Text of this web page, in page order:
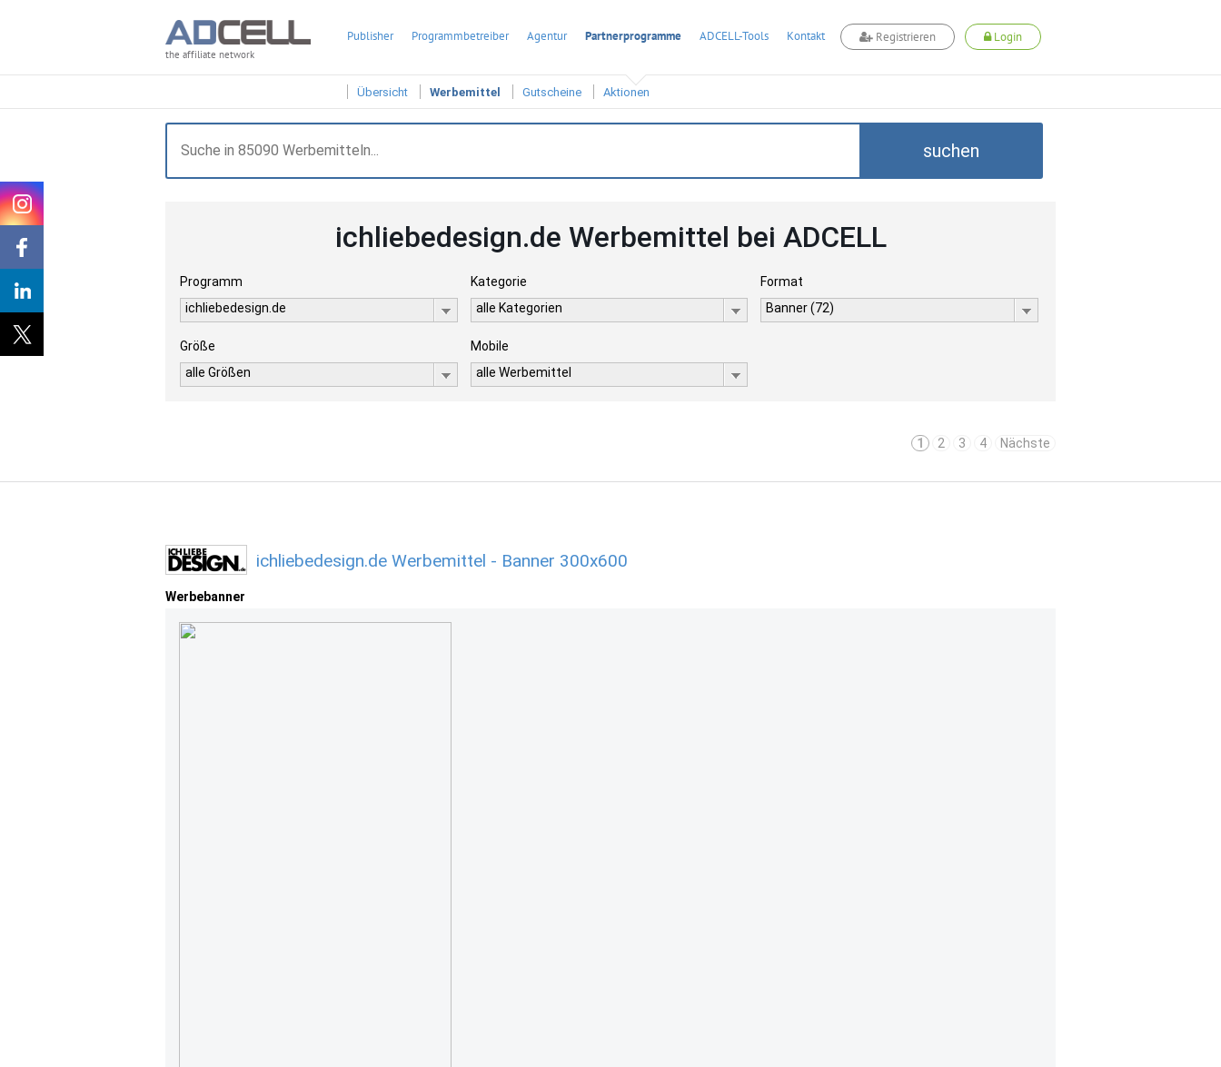
the affiliate network
Publisher Programmbetreiber Agentur Partnerprogramme ADCELL-Tools Kontakt Registrieren Login
Übersicht Werbemittel Gutscheine Aktionen
suchen
ichliebedesign.de Werbemittel bei ADCELL
Programm
ichliebedesign.de
Kategorie
alle Kategorien
Format
Banner (72)
Größe
alle Größen
Mobile
alle Werbemittel
1 2 3 4 Nächste
ichliebedesign.de Werbemittel - Banner 300x600
Werbebanner